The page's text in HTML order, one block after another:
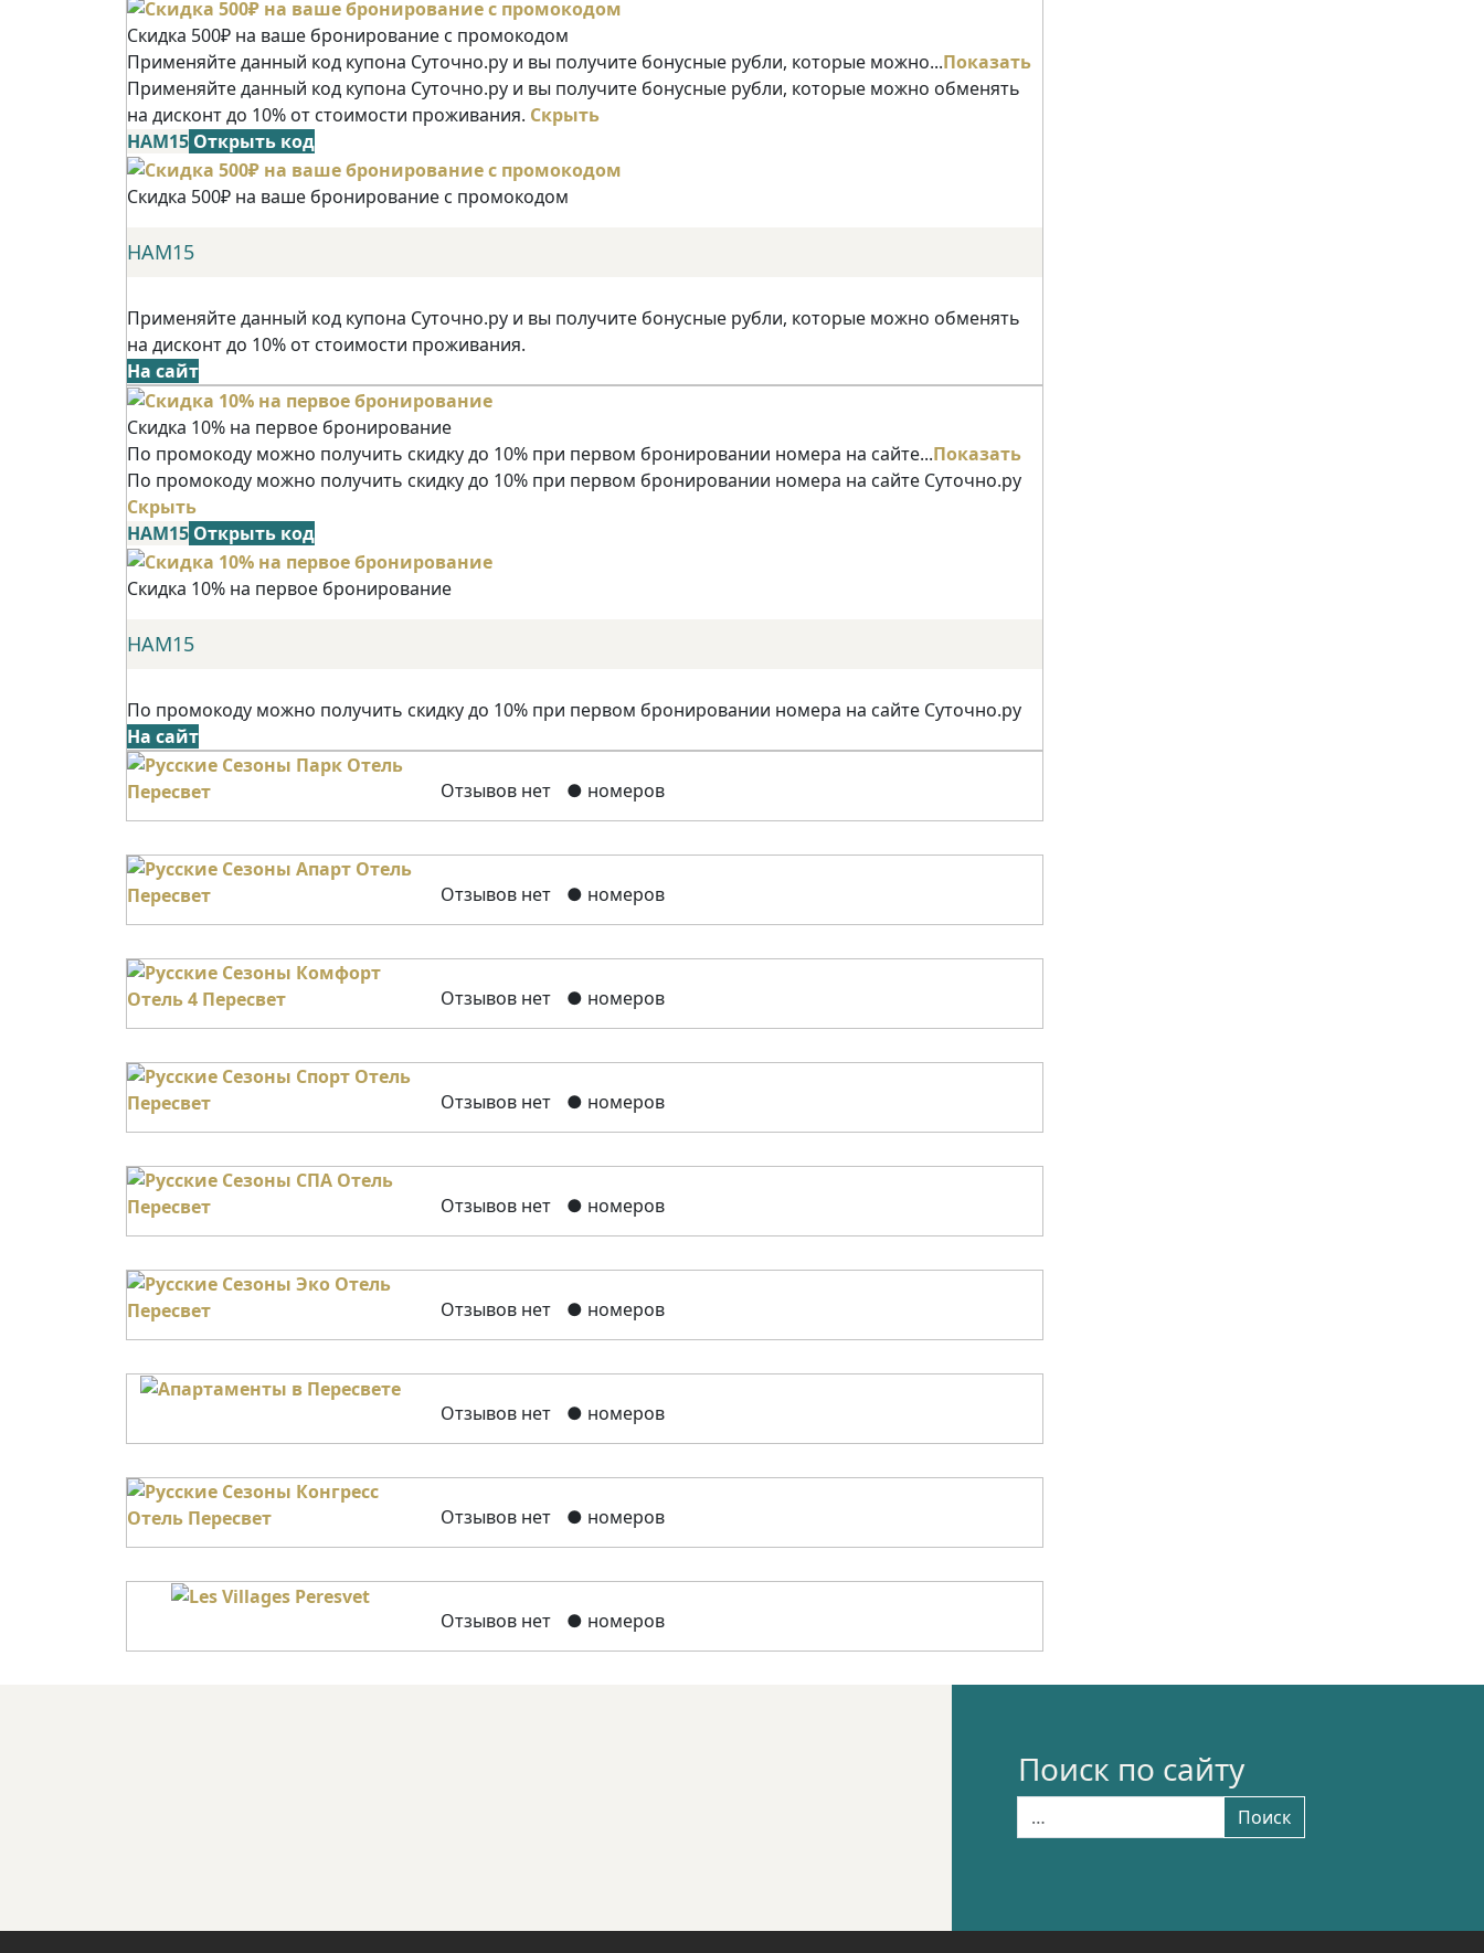
Скидка 500₽ на ваше бронирование с промокодом
Применяйте данный код купона Суточно.ру и вы получите бонусные рубли, которые можно...Показать
Применяйте данный код купона Суточно.ру и вы получите бонусные рубли, которые можно обменять
на дисконт до 10% от стоимости проживания. Скрыть
НАМ15 Открыть код
Скидка 500₽ на ваше бронирование с промокодом
НАМ15
Применяйте данный код купона Суточно.ру и вы получите бонусные рубли, которые можно обменять
на дисконт до 10% от стоимости проживания.
На сайт
Скидка 10% на первое бронирование
По промокоду можно получить скидку до 10% при первом бронировании номера на сайте...Показать
По промокоду можно получить скидку до 10% при первом бронировании номера на сайте Суточно.ру
Скрыть
НАМ15 Открыть код
Скидка 10% на первое бронирование
НАМ15
По промокоду можно получить скидку до 10% при первом бронировании номера на сайте Суточно.ру
На сайт
Отзывов нет ● номеров
Отзывов нет ● номеров
Отзывов нет ● номеров
Отзывов нет ● номеров
Отзывов нет ● номеров
Отзывов нет ● номеров
Отзывов нет ● номеров
Отзывов нет ● номеров
Отзывов нет ● номеров
Поиск по сайту
Поиск